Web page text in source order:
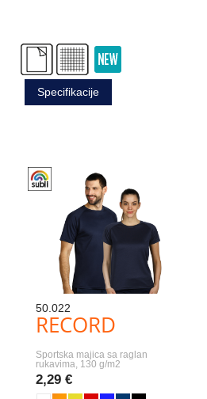
Specifikacije
50.022
RECORD
Sportska majica sa raglan
rukavima, 130 g/m2
2,29 €